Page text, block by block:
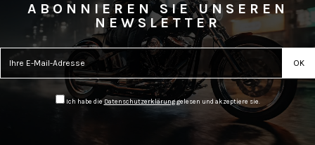
ABONNIEREN SIE UNSEREN
NEWSLETTER
Ich habe die Datenschutzerklärunggelesen und akzeptiere sie.